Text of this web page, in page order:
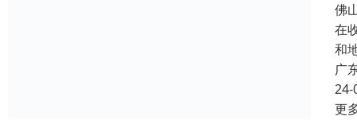
佛
在
和
广
24-
更